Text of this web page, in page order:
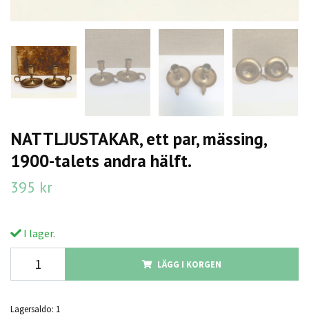
NATTLJUSTAKAR, ett par, mässing,
1900-talets andra hälft.
395 kr
I lager.
LÄGG I KORGEN
Lagersaldo: 1